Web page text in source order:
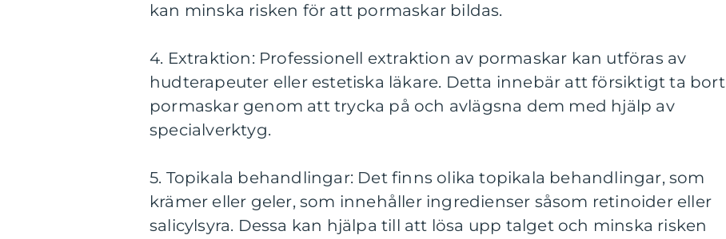
kan minska risken för att pormaskar bildas.
4. Extraktion: Professionell extraktion av pormaskar kan utföras av
hudterapeuter eller estetiska läkare. Detta innebär att försiktigt ta bort
pormaskar genom att trycka på och avlägsna dem med hjälp av
specialverktyg.
5. Topikala behandlingar: Det finns olika topikala behandlingar, som
krämer eller geler, som innehåller ingredienser såsom retinoider eller
salicylsyra. Dessa kan hjälpa till att lösa upp talget och minska risken